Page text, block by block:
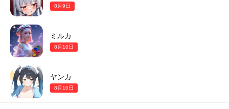
8月9日
ミルカ
8月10日
ヤンカ
8月10日